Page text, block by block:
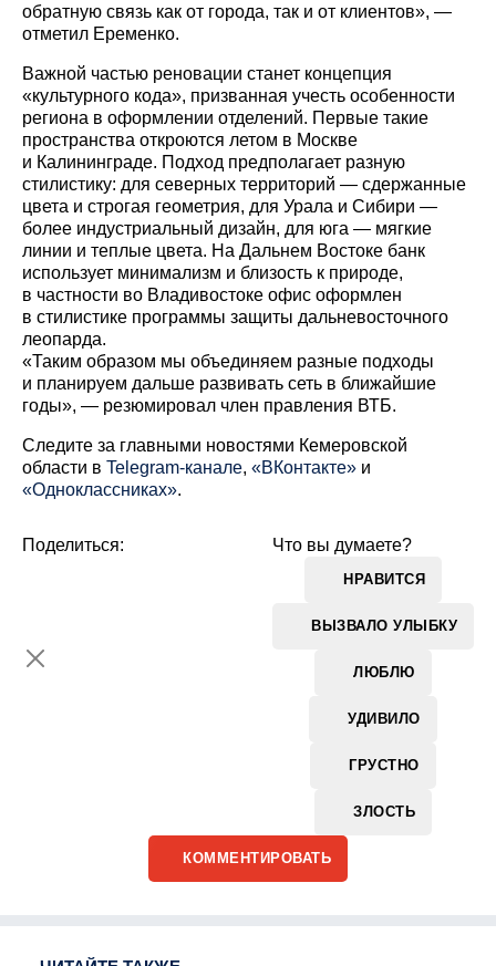
обратную связь как от города, так и от клиентов», —
отметил Еременко.
Важной частью реновации станет концепция
«культурного кода», призванная учесть особенности
региона в оформлении отделений. Первые такие
пространства откроются летом в Москве
и Калининграде. Подход предполагает разную
стилистику: для северных территорий — сдержанные
цвета и строгая геометрия, для Урала и Сибири —
более индустриальный дизайн, для юга — мягкие
линии и теплые цвета. На Дальнем Востоке банк
использует минимализм и близость к природе,
в частности во Владивостоке офис оформлен
в стилистике программы защиты дальневосточного
леопарда.
«Таким образом мы объединяем разные подходы
и планируем дальше развивать сеть в ближайшие
годы», — резюмировал член правления ВТБ.
Cледите за главными новостями Кемеровской
области в Telegram-канале, «ВКонтакте» и
«Одноклассниках».
Что вы думаете?
НРАВИТСЯ
ВЫЗВАЛО УЛЫБКУ
ЛЮБЛЮ
УДИВИЛО
ГРУСТНО
ЗЛОСТЬ
Поделиться:
КОММЕНТИРОВАТЬ